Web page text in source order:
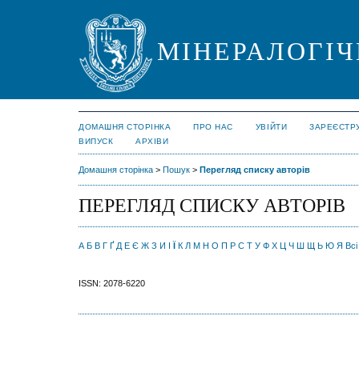
ДОМАШНЯ СТОРІНКА ПРО НАС УВІЙТИ
ВИПУСК
АРХІВИ
Домашня сторінка > Пошук > Перегляд списку авторів
ПЕРЕГЛЯД СПИСКУ АВТОРІВ
А Б В Г Ґ Д Е Є Ж З И І Ї К Л М Н О П Р С Т У Ф Х Ц Ч Ш Щ Ь Ю Я Всі
ISSN: 2078-6220